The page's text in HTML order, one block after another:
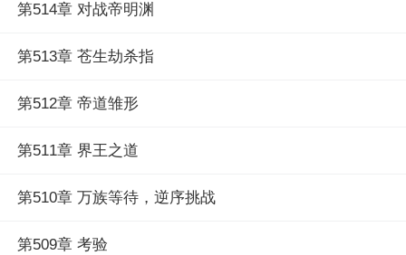
第514章 对战帝明渊
第513章 苍生劫杀指
第512章 帝道雏形
第511章 界王之道
第510章 万族等待，逆序挑战
第509章 考验